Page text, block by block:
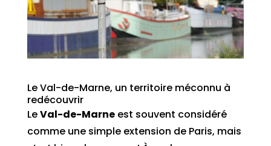
Le Val-de-Marne, un territoire méconnu à
redécouvrir
LeVal-de-Marneest souvent considéré
comme une simple extension de Paris, mais